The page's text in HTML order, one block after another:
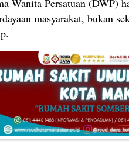
Wanita Persatuan (DWP)
masyarakat, bukan